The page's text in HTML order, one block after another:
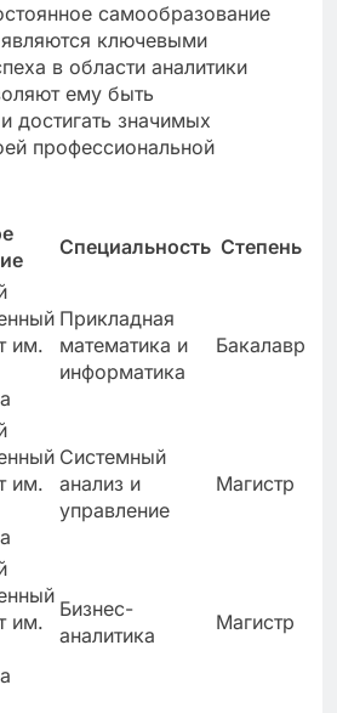
самообразование
ключевыми
в области аналитики
ему быть
достигать значимых
профессиональной
Специальность Степень
им.
Прикладная
математика и
информатика
Бакалавр
им.
Системный
анализ и
управление
Магистр
им.
Бизнес-
аналитика
Магистр